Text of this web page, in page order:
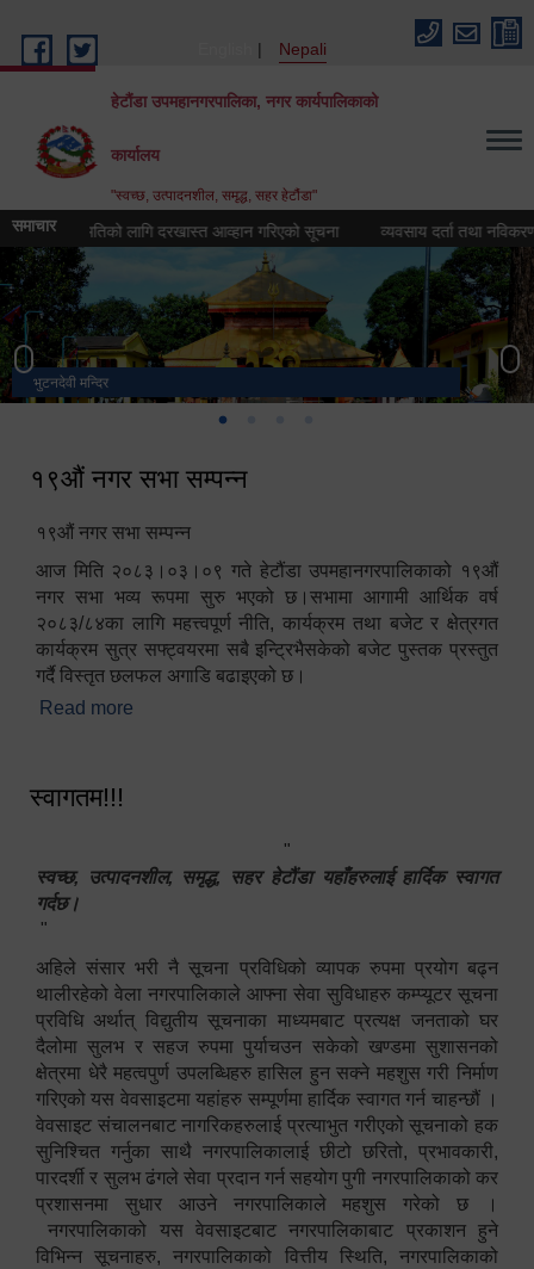
Nepali
हेटौंडा उपमहानगरपालिका, नगर कार्यपालिकाको
कार्यालय
"स्वच्छ, उत्पादनशील, समृद्ध, सहर हेटौंडा"
समाचार
सहमतिको लागि दरखास्त आव्हान गरिएको सूचना व्यवसाय दर्ता तथा नविकरण
भुटनदेवी मन्दिर
स्मारक
हेटौंडा उपमहानगरपालिका नगर कार्यपालिकाको कार्यालय
मनकामना डाँडाबाट देखिएको दृश्य
१९औं नगर सभा सम्पन्न
१९औं नगर सभा सम्पन्न
आज मिति २०८३।०३।०९ गते हेटौंडा उपमहानगरपालिकाको १९औं
नगर सभा भव्य रूपमा सुरु भएको छ।सभामा आगामी आर्थिक वर्ष
२०८३/८४का लागि महत्त्वपूर्ण नीति, कार्यक्रम तथा बजेट र क्षेत्रगत
कार्यक्रम सुत्र सफ्ट्वयरमा सबै इन्ट्रिभैसकेको बजेट पुस्तक प्रस्तुत
गर्दै विस्तृत छलफल अगाडि बढाइएको छ।
Read more
स्वागतम!!!
"
स्वच्छ, उत्पादनशील, समृद्ध, सहर हेटौंडा यहाँहरुलाई हार्दिक स्वागत
गर्दछ।
"
अहिले संसार भरी नै सूचना प्रविधिको व्यापक रुपमा प्रयोग बढ्न
थालीरहेको वेला नगरपालिकाले आफ्ना सेवा सुविधाहरु कम्प्यूटर सूचना
प्रविधि अर्थात् विद्युतीय सूचनाका माध्यमबाट प्रत्यक्ष जनताको घर
दैलोमा सुलभ र सहज रुपमा पुर्याचउन सकेको खण्डमा सुशासनको
क्षेत्रमा धेरै महत्वपुर्ण उपलब्धिहरु हासिल हुन सक्ने महशुस गरी निर्माण
गरिएको यस वेवसाइटमा यहांहरु सम्पूर्णमा हार्दिक स्वागत गर्न चाहन्छौं ।
वेवसाइट संचालनबाट नागरिकहरुलाई प्रत्याभुत गरीएको सूचनाको हक
सुनिश्चित गर्नुका साथै नगरपालिकालाई छीटो छरितो, प्रभावकारी,
पारदर्शी र सुलभ ढंगले सेवा प्रदान गर्न सहयोग पुगी नगरपालिकाको कर
प्रशासनमा सुधार आउने नगरपालिकाले महशुस गरेको छ ।
नगरपालिकाको यस वेवसाइटबाट नगरपालिकाबाट प्रकाशन हुने
विभिन्न सूचनाहरु, नगरपालिकाको वित्तीय स्थिति, नगरपालिकाको